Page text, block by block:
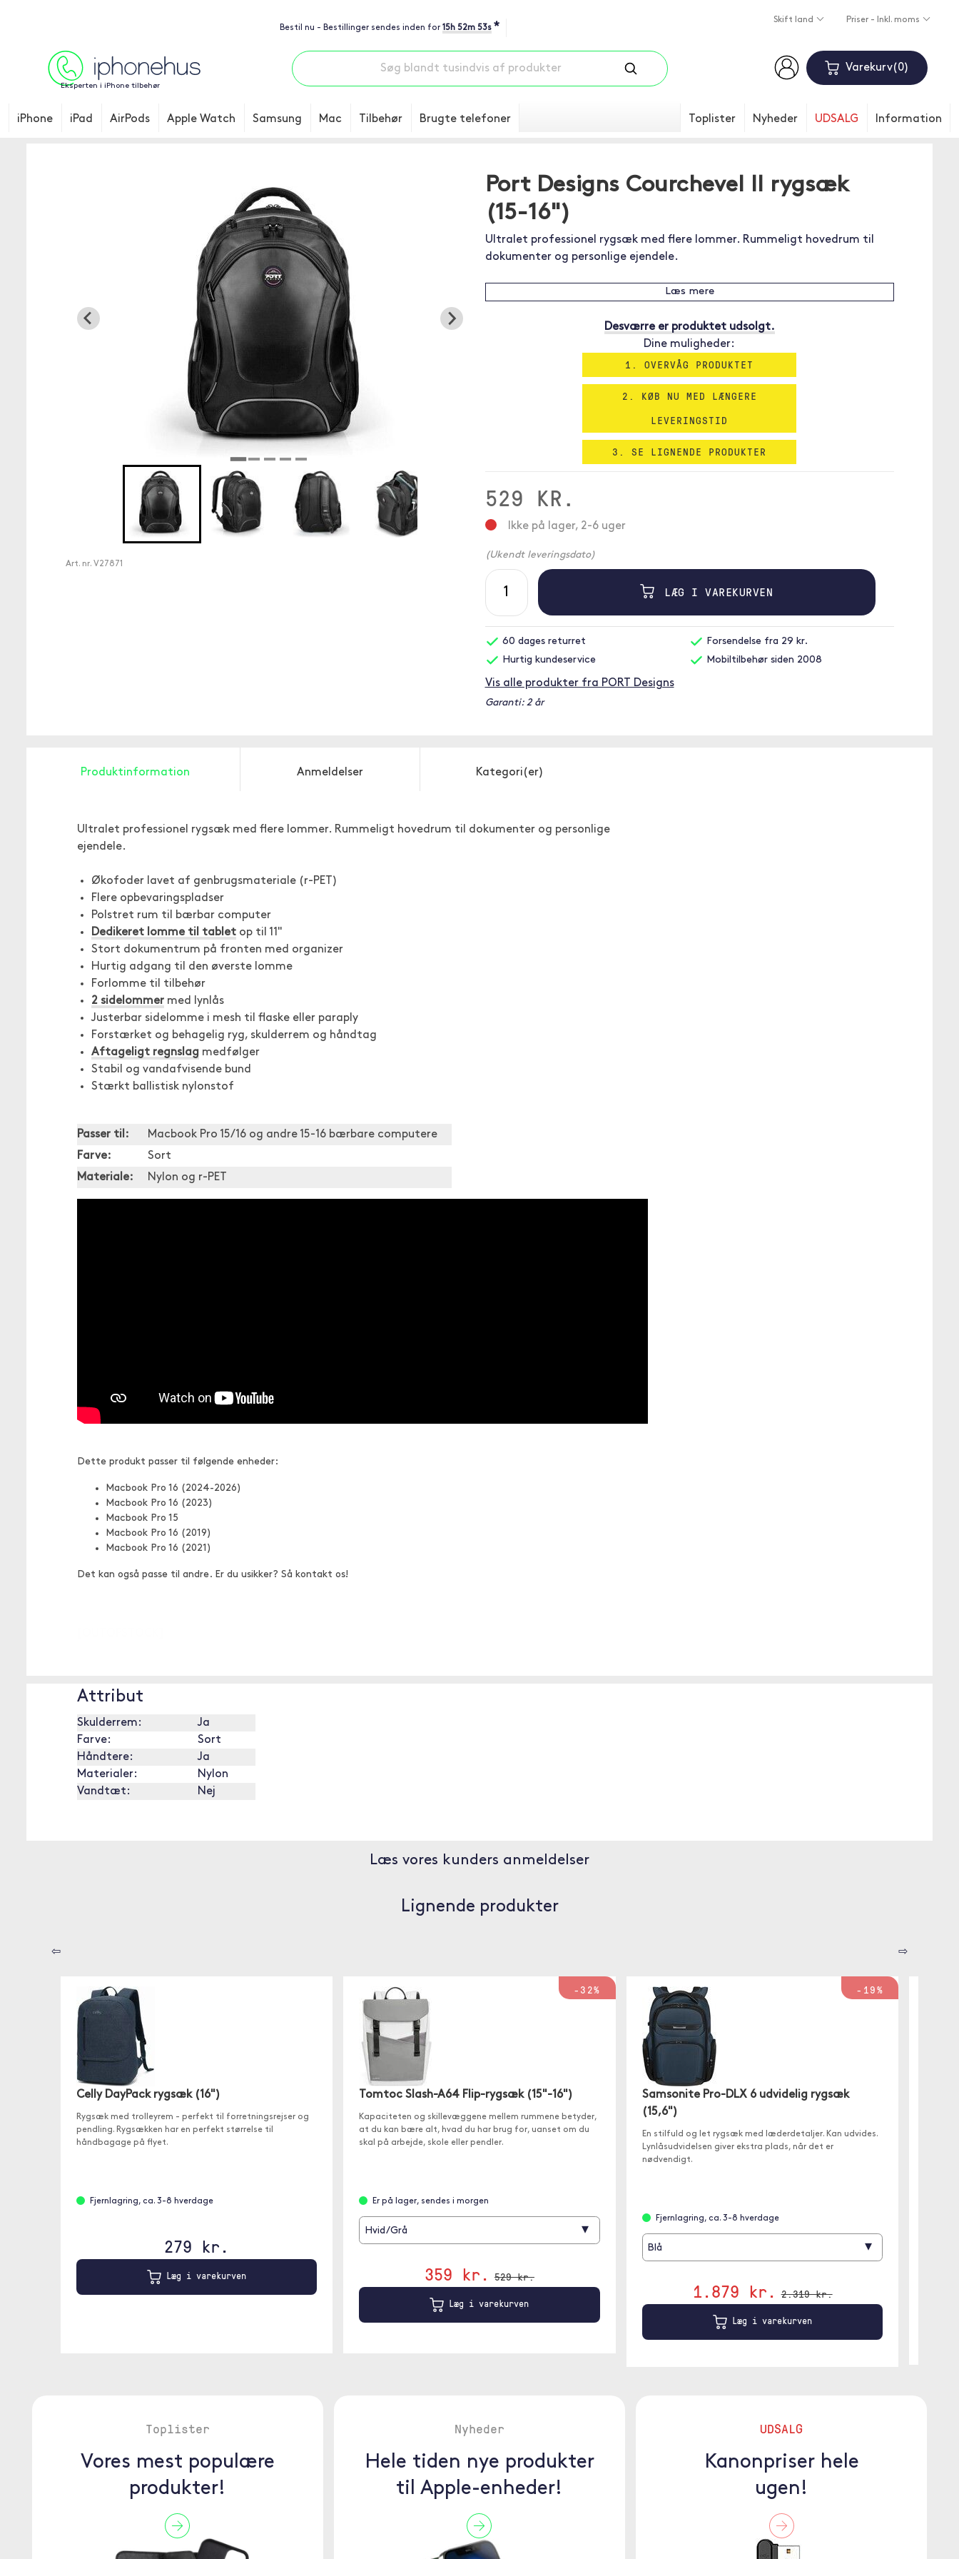
Bestil nu - Bestillinger sendes inden for 15h 52m 52s *
Skift land Priser - Inkl. moms
Eksperten i iPhone tilbehør
Varekurv 0
iPhone iPad AirPods Apple Watch Samsung Mac Tilbehør Brugte telefoner Toplister Nyheder UDSALG Information
Art. nr. V27871
Port Designs Courchevel II rygsæk
(15-16")
Ultralet professionel rygsæk med flere lommer. Rummeligt hovedrum til
dokumenter og personlige ejendele.
Læs mere
Desværre er produktet udsolgt.
Dine muligheder:
1. OVERVÅG PRODUKTET
2. KØB NU MED LÆNGERE
LEVERINGSTID
3. SE LIGNENDE PRODUKTER
529 KR.
Ikke på lager, 2-6 uger
(Ukendt leveringsdato)
LÆG I VAREKURVEN
60 dages returret
Forsendelse fra 29 kr.
Hurtig kundeservice
Mobiltilbehør siden 2008
Vis alle produkter fra PORT Designs
Garanti: 2 år
Produktinformation Anmeldelser Kategori(er)
Ultralet professionel rygsæk med flere lommer. Rummeligt hovedrum til dokumenter og personlige
ejendele.
Økofoder lavet af genbrugsmateriale (r-PET)
Flere opbevaringspladser
Polstret rum til bærbar computer
Dedikeret lomme til tablet op til 11"
Stort dokumentrum på fronten med organizer
Hurtig adgang til den øverste lomme
Forlomme til tilbehør
2 sidelommer med lynlås
Justerbar sidelomme i mesh til flaske eller paraply
Forstærket og behagelig ryg, skulderrem og håndtag
Aftageligt regnslag medfølger
Stabil og vandafvisende bund
Stærkt ballistisk nylonstof
Passer til:
Macbook Pro 15/16 og andre 15-16 bærbare computere
Farve:
Sort
Materiale:
Nylon og r-PET
Dette produkt passer til følgende enheder:
Macbook Pro 16 (2024-2026)
Macbook Pro 16 (2023)
Macbook Pro 15
Macbook Pro 16 (2019)
Macbook Pro 16 (2021)
Det kan også passe til andre. Er du usikker? Så kontakt os!
Attribut
Skulderrem:
Ja
Farve:
Sort
Håndtere:
Ja
Materialer:
Nylon
Vandtæt:
Nej
Læs vores kunders anmeldelser
Lignende produkter
⇦ ⇨
Celly DayPack rygsæk (16")
Rygsæk med trolleyrem - perfekt til forretningsrejser og
pendling. Rygsækken har en perfekt størrelse til
håndbagage på flyet.
Fjernlagring, ca. 3-8 hverdage
279 kr.
Læg i varekurven
-32%
Tomtoc Slash-A64 Flip-rygsæk (15"-16")
Kapaciteten og skillevæggene mellem rummene betyder,
at du kan bære alt, hvad du har brug for, uanset om du
skal på arbejde, skole eller pendler.
Er på lager, sendes i morgen
Hvid/Grå ▾
359 kr. 529 kr.
Læg i varekurven
-19%
Samsonite Pro-DLX 6 udvidelig rygsæk
(15,6")
En stilfuld og let rygsæk med læderdetaljer. Kan udvides.
Lynlåsudvidelsen giver ekstra plads, når det er
nødvendigt.
Fjernlagring, ca. 3-8 hverdage
Blå ▾
1.879 kr. 2.319 kr.
Læg i varekurven
Toplister
Vores mest populære
produkter!
Nyheder
Hele tiden nye produkter
til Apple-enheder!
UDSALG
Kanonpriser hele
ugen!